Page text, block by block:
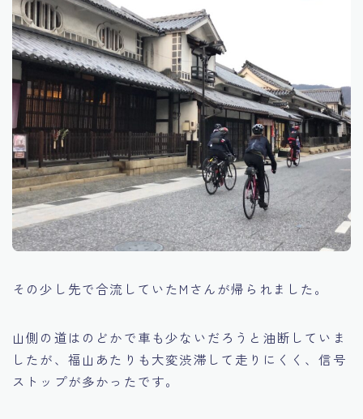
その少し先で合流していたMさんが帰られました。
山側の道はのどかで車も少ないだろうと油断していま
したが、福山あたりも大変渋滞して走りにくく、信号
ストップが多かったです。